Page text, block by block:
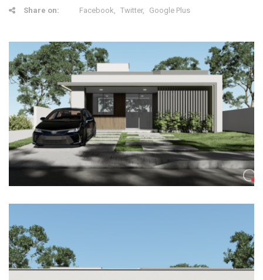
Share on: Facebook Twitter Google Plus